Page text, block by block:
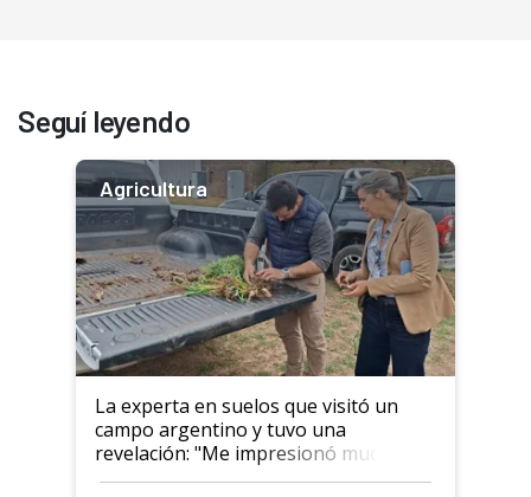
Seguí leyendo
Agricultura
La experta en suelos que visitó un
campo argentino y tuvo una
revelación: "Me impresionó mucho"